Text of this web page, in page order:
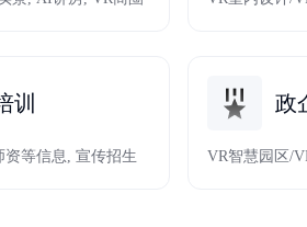
训
等信息, 宣传招生
政
VR智慧园区/